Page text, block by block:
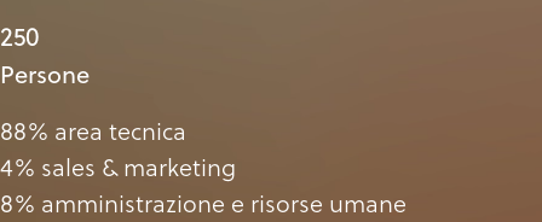
250
Persone
88% area tecnica
4% sales & marketing
8% amministrazione e risorse umane